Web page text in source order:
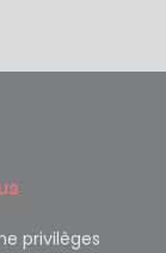
privilèges